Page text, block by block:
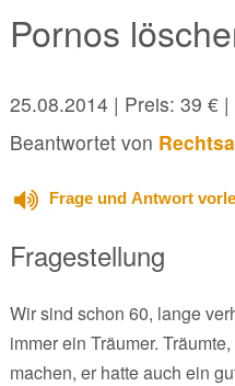
Pornos
25.08.2014| Preis: 39 € |
Beantwortet von
Frage und Antwort
Fragestellung
Wir sind schon 60, lange
immer ein Träumer.
machen, er hatte auch ein